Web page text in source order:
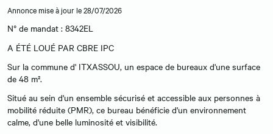
Annonce mise à jour le 28/07/2026
N° de mandat : 8342EL
A ÉTÉ LOUÉ PAR CBRE IPC
Sur la commune d' ITXASSOU, un espace de bureaux d'une surface
de 48 m².
Situé au sein d'un ensemble sécurisé et accessible aux personnes à
mobilité réduite (PMR), ce bureau bénéficie d'un environnement
calme, d'une belle luminosité et visibilité.